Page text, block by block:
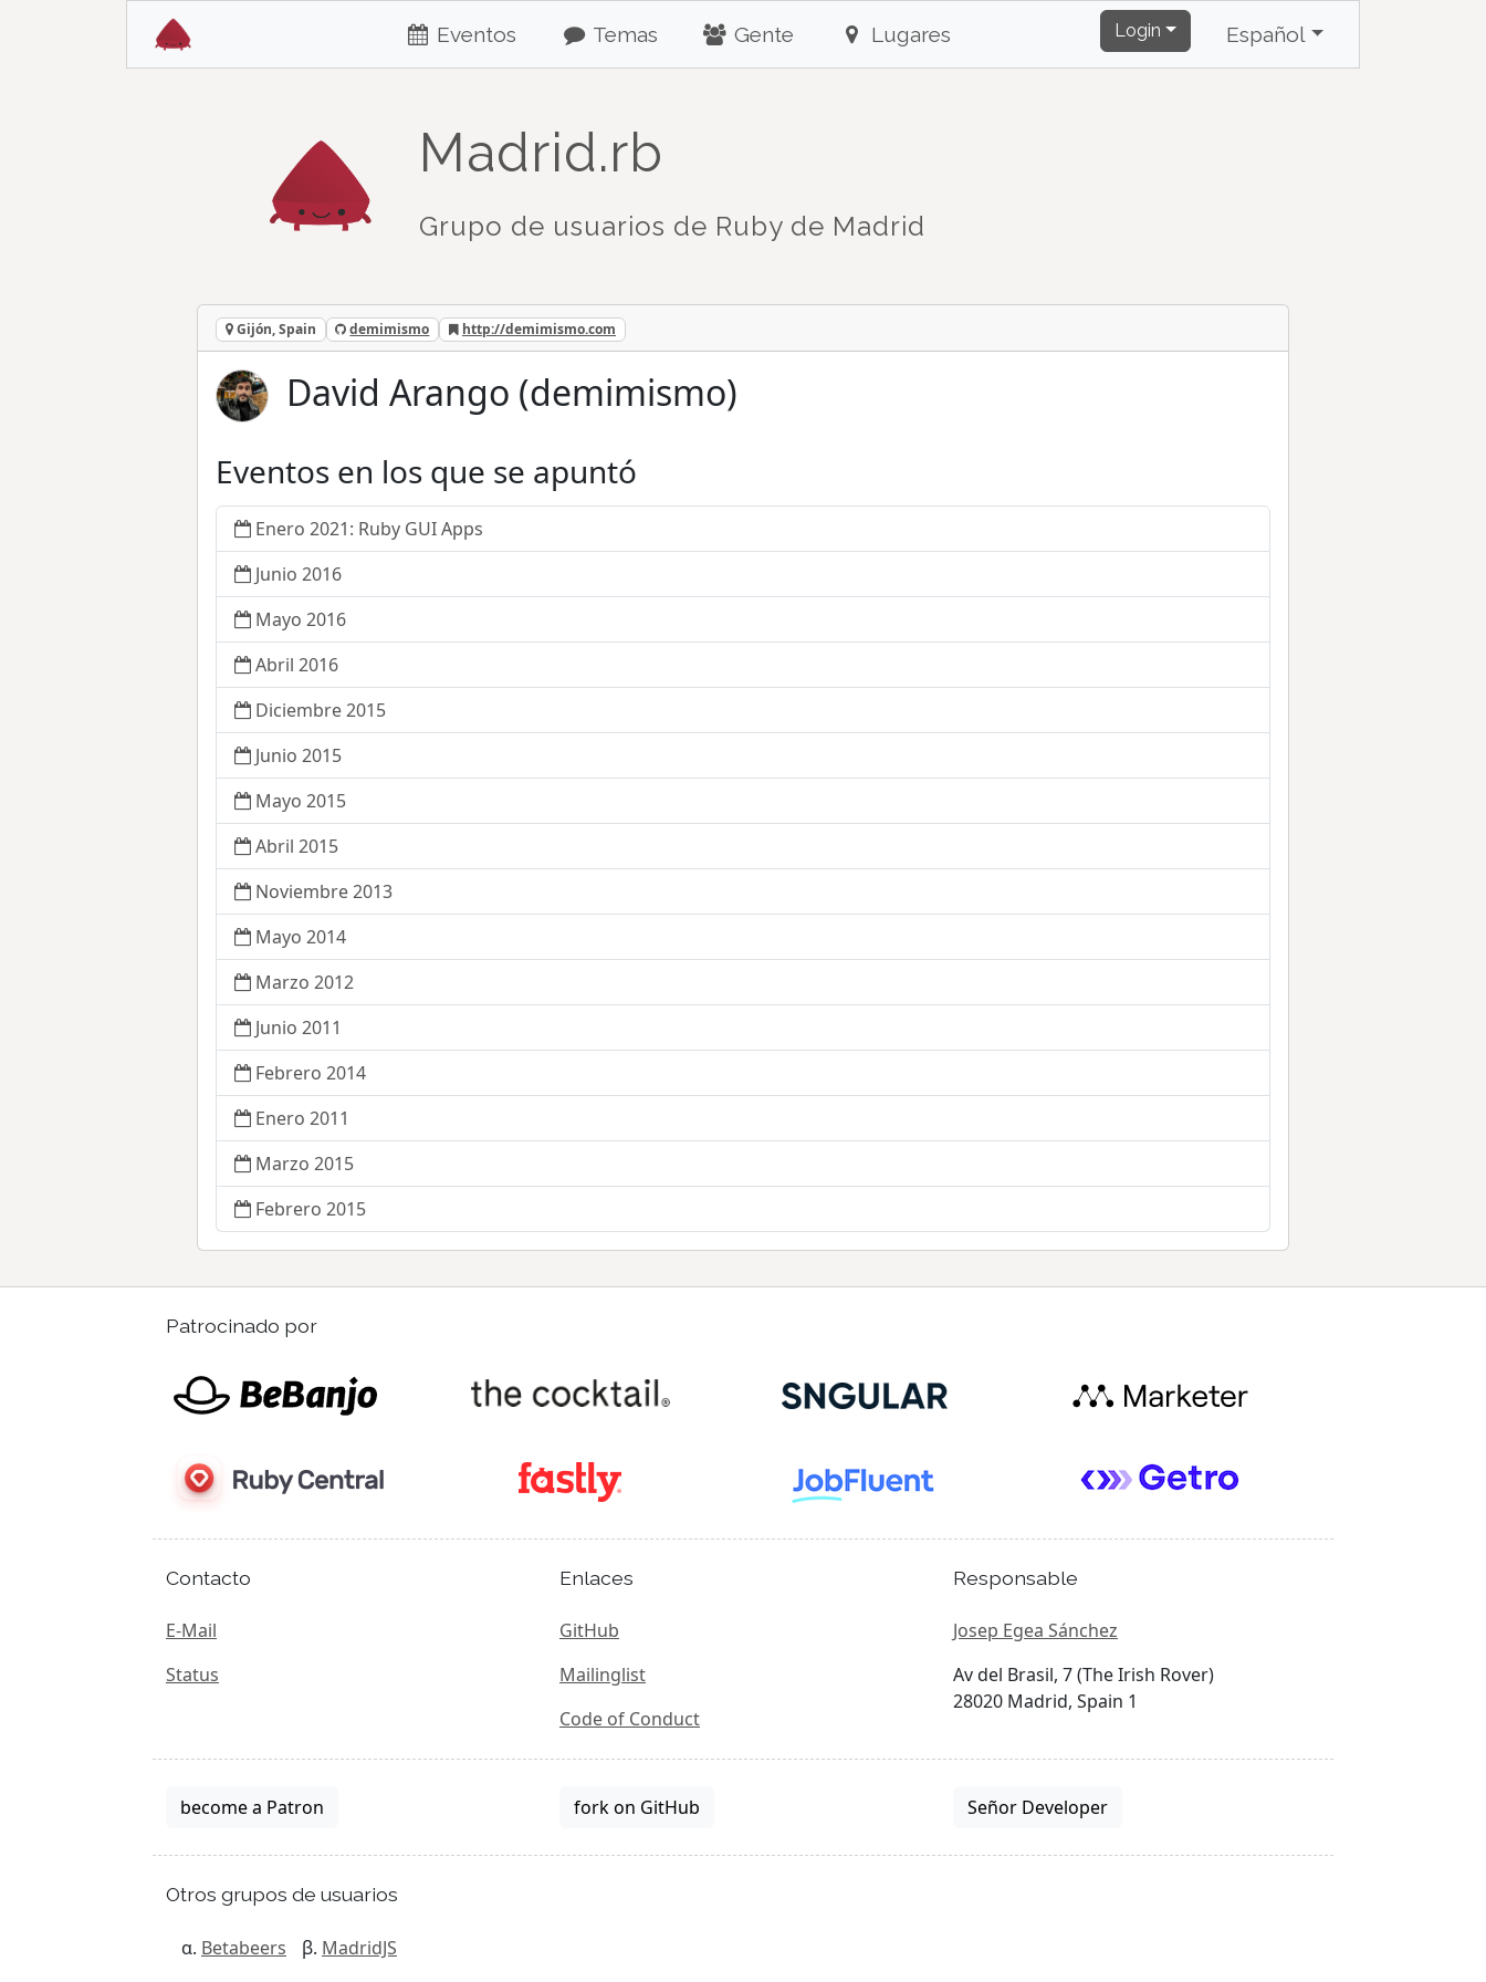
Eventos Temas Gente Lugares Login Español
Madrid.rb
Grupo de usuarios de Ruby de Madrid
Gijón, Spain demimismo http://demimismo.com
David Arango (demimismo)
Eventos en los que se apuntó
Enero 2021: Ruby GUI Apps
Junio 2016
Mayo 2016
Abril 2016
Diciembre 2015
Junio 2015
Mayo 2015
Abril 2015
Noviembre 2013
Mayo 2014
Marzo 2012
Junio 2011
Febrero 2014
Enero 2011
Marzo 2015
Febrero 2015
Patrocinado por
Contacto
E-Mail
Status
Enlaces
GitHub
Mailinglist
Code of Conduct
Responsable
Josep Egea Sánchez
Av del Brasil, 7 (The Irish Rover)
28020 Madrid, Spain 1
become a Patron fork on GitHub Señor Developer
Otros grupos de usuarios
Betabeers MadridJS